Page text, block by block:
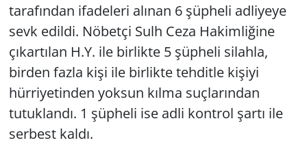
tarafından ifadeleri alınan 6 şüpheli adliyeye
sevk edildi. Nöbetçi Sulh Ceza Hakimliğine
çıkartılan H.Y. ile birlikte 5 şüpheli silahla,
birden fazla kişi ile birlikte tehditle kişiyi
hürriyetinden yoksun kılma suçlarından
tutuklandı. 1 şüpheli ise adli kontrol şartı ile
serbest kaldı.